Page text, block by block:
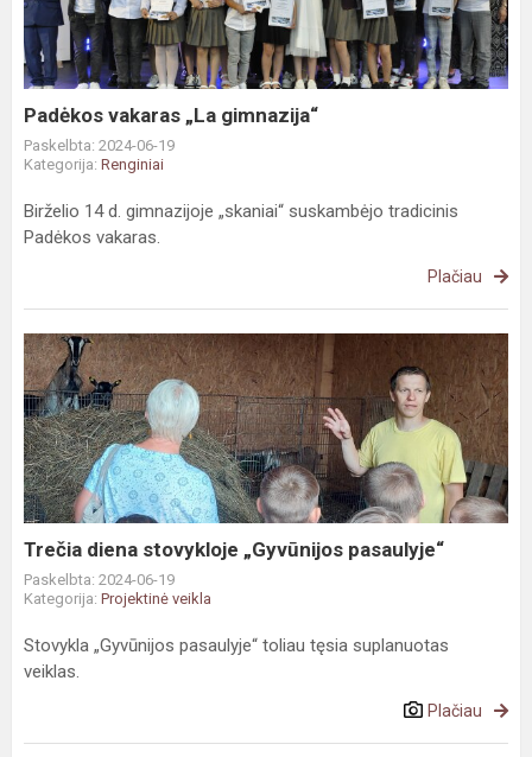
Padėkos vakaras „La gimnazija“
Paskelbta: 2024-06-19
Kategorija: Renginiai
Birželio 14 d. gimnazijoje „skaniai“ suskambėjo tradicinis
Padėkos vakaras.
Plačiau
Trečia
diena
stovykloje
„Gyvūnijos
pasaulyje“
Trečia diena stovykloje „Gyvūnijos pasaulyje“
Paskelbta: 2024-06-19
Kategorija: Projektinė veikla
Stovykla „Gyvūnijos pasaulyje“ toliau tęsia suplanuotas
veiklas.
Plačiau